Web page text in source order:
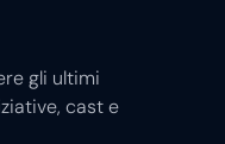
gli ultimi
cast e